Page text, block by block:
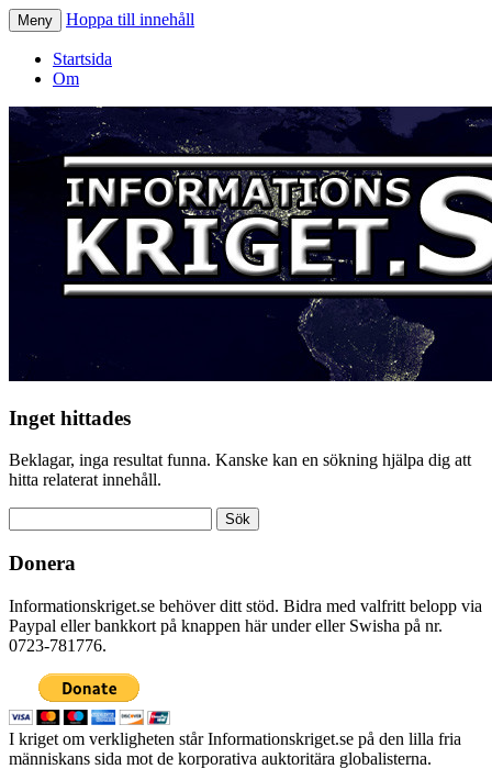
Informationskriget.se
Meny Hoppa till innehåll
Startsida
Om
Inget hittades
Beklagar, inga resultat funna. Kanske kan en sökning hjälpa dig att
hitta relaterat innehåll.
efter:
Donera
Informationskriget.se behöver ditt stöd. Bidra med valfritt belopp via
Paypal eller bankkort på knappen här under eller Swisha på nr.
0723-781776.
I kriget om verkligheten står Informationskriget.se på den lilla fria
människans sida mot de korporativa auktoritära globalisterna.